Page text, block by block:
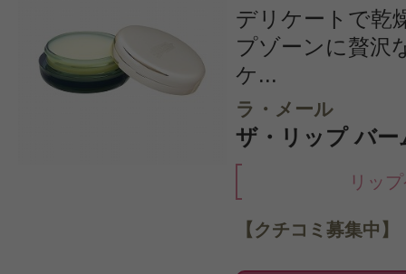
デリケートで乾
プゾーンに贅沢
ケ...
ラ・メール
ザ・リップ バー
リッ
【クチコミ募集中】